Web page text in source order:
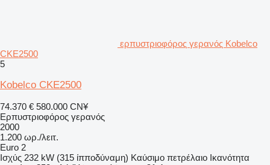
ερπυστριοφόρος γερανός Kobelco
CKE2500
5
Kobelco CKE2500
74.370 € 580.000 CN¥
Ερπυστριοφόρος γερανός
2000
1.200 ωρ./λειτ.
Euro 2
Ισχύς 232 kW (315 ίπποδύναμη) Καύσιμο πετρέλαιο Ικανότητα